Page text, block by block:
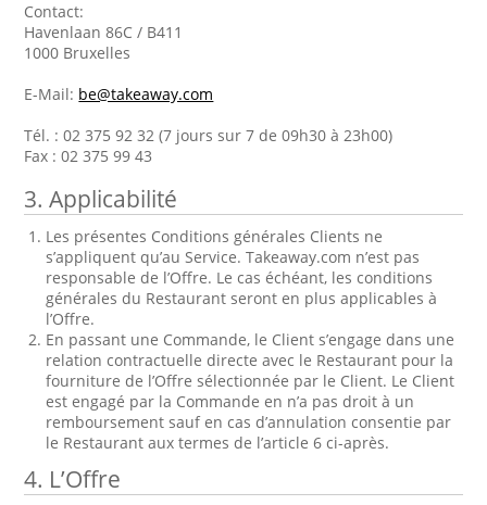
Contact:
Havenlaan 86C / B411
1000 Bruxelles
E-Mail: be@takeaway.com
Tél. : 02 375 92 32 (7 jours sur 7 de 09h30 à 23h00)
Fax : 02 375 99 43
3. Applicabilité
Les présentes Conditions générales Clients ne
s’appliquent qu’au Service. Takeaway.com n’est pas
responsable de l’Offre. Le cas échéant, les conditions
générales du Restaurant seront en plus applicables à
l’Offre.
En passant une Commande, le Client s’engage dans une
relation contractuelle directe avec le Restaurant pour la
fourniture de l’Offre sélectionnée par le Client. Le Client
est engagé par la Commande en n’a pas droit à un
remboursement sauf en cas d’annulation consentie par
le Restaurant aux termes de l’article 6 ci-après.
4. L’Offre